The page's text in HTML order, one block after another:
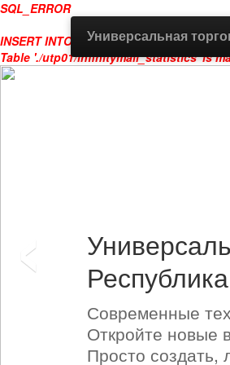
SQL_ERROR
INSERT INTO infinitymall_statistics
Table './utp01/infinitymall_statistics' is
Универсальная
Современные
Откройте новые
Просто создать,
‹